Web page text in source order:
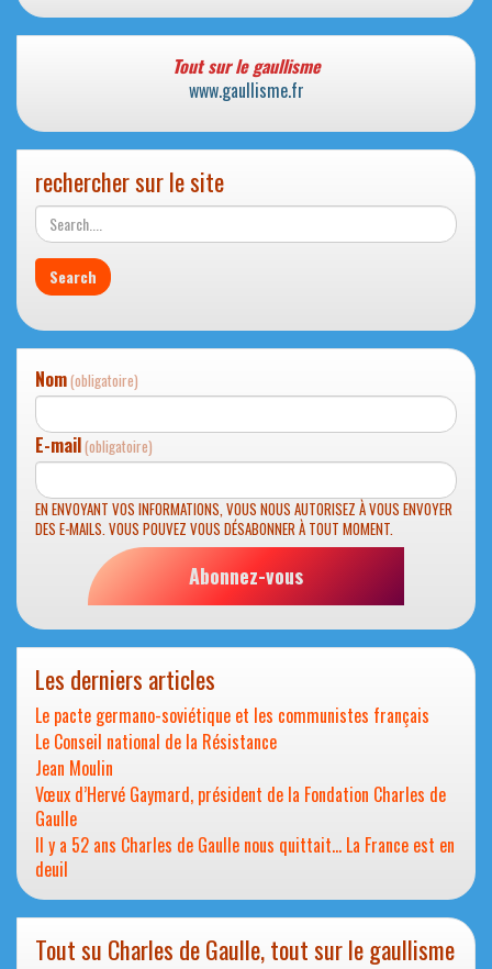
Tout sur le gaullisme
www.gaullisme.fr
rechercher sur le site
Nom(obligatoire)
E-mail(obligatoire)
EN ENVOYANT VOS INFORMATIONS, VOUS NOUS AUTORISEZ À VOUS ENVOYER
DES E-MAILS. VOUS POUVEZ VOUS DÉSABONNER À TOUT MOMENT.
Abonnez-vous
Les derniers articles
Le pacte germano-soviétique et les communistes français
Le Conseil national de la Résistance
Jean Moulin
Vœux d’Hervé Gaymard, président de la Fondation Charles de
Gaulle
Il y a 52 ans Charles de Gaulle nous quittait… La France est en
deuil
Tout su Charles de Gaulle, tout sur le gaullisme